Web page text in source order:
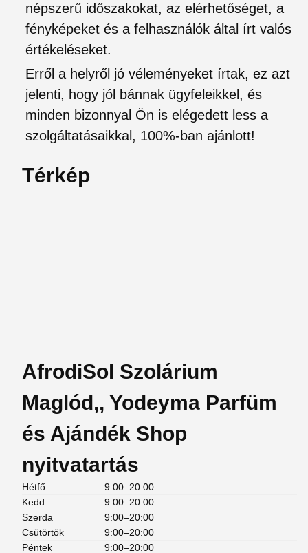
népszerű időszakokat, az elérhetőséget, a
fényképeket és a felhasználók által írt valós
értékeléseket.
Erről a helyről jó véleményeket írtak, ez azt
jelenti, hogy jól bánnak ügyfeleikkel, és
minden bizonnyal Ön is elégedett less a
szolgáltatásaikkal, 100%-ban ajánlott!
Térkép
AfrodiSol Szolárium
Maglód,, Yodeyma Parfüm
és Ajándék Shop
nyitvatartás
Hétfő
9:00–20:00
Kedd
9:00–20:00
Szerda
9:00–20:00
Csütörtök
9:00–20:00
Péntek
9:00–20:00